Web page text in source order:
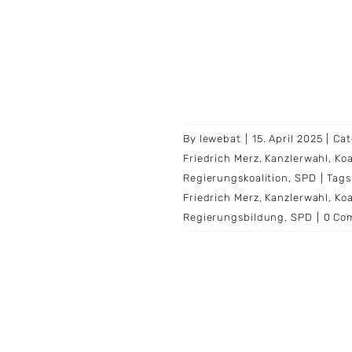
By lewebat 15. April 2025
Friedrich Merz, Kanzlerwahl ,
Regierungskoalition , SPD
Friedrich Merz, Kanzlerwahl ,
Regierungsbildung ,SPD 0